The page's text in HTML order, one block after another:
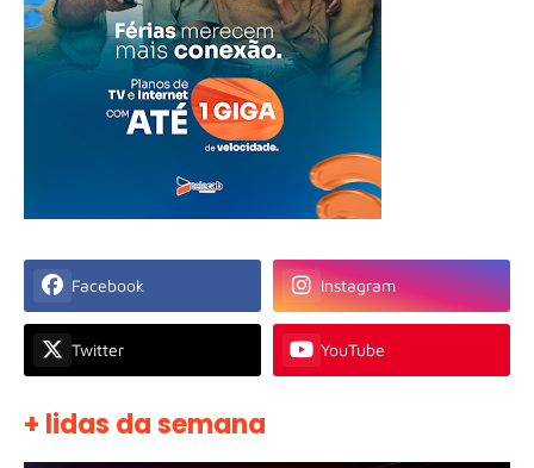
Facebook Instagram
Twitter YouTube
+ lidas da semana